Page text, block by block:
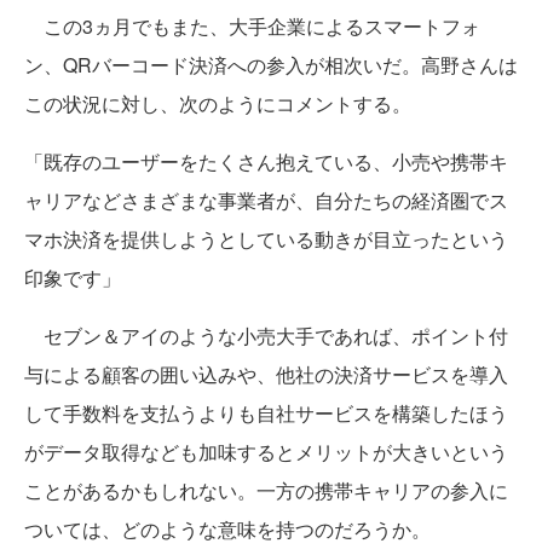
この3ヵ月でもまた、大手企業によるスマートフォ
ン、QRバーコード決済への参入が相次いだ。高野さんは
この状況に対し、次のようにコメントする。
「既存のユーザーをたくさん抱えている、小売や携帯キ
ャリアなどさまざまな事業者が、自分たちの経済圏でス
マホ決済を提供しようとしている動きが目立ったという
印象です」
セブン＆アイのような小売大手であれば、ポイント付
与による顧客の囲い込みや、他社の決済サービスを導入
して手数料を支払うよりも自社サービスを構築したほう
がデータ取得なども加味するとメリットが大きいという
ことがあるかもしれない。一方の携帯キャリアの参入に
ついては、どのような意味を持つのだろうか。